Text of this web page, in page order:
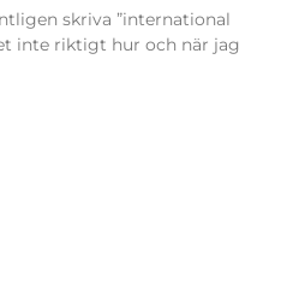
skriva ”international
inte riktigt hur och när jag